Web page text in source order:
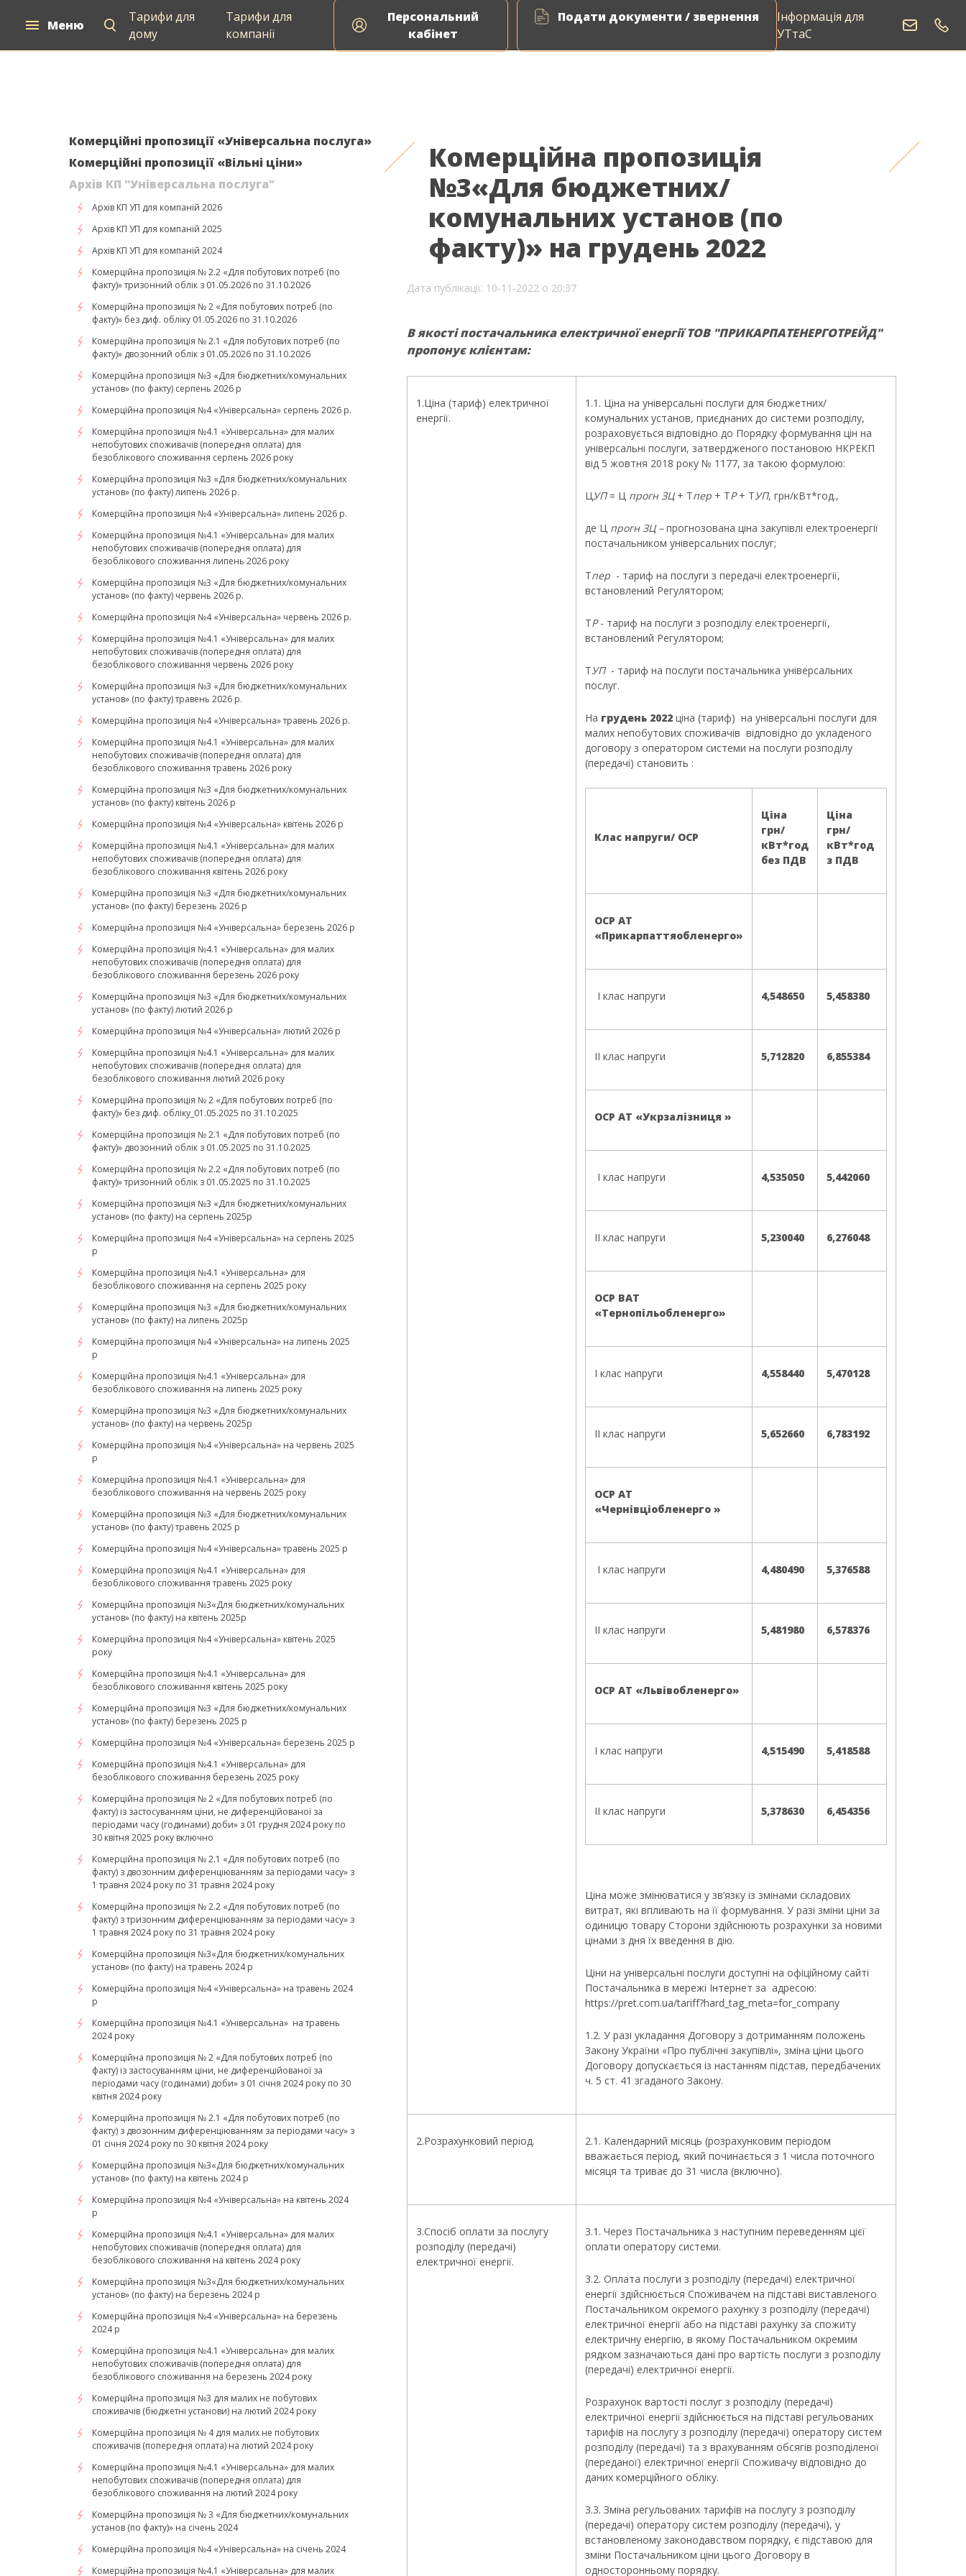
Меню
Тарифи для
дому
Тарифи для
компанії
Персональний
кабінет
Подати документи / звернення
Інформація для
УТтаС
Для дому Для компаній Постачання природного газу Енергоаудит ВДЕ Сервіс Виклик електрика
Комерційні пропозиції «Універсальна послуга»
Комерційні пропозиції «Вільні ціни»
Архів КП "Універсальна послуга"
Архів КП УП для компаній 2026
Архів КП УП для компаній 2025
Архів КП УП для компаній 2024
Комерційна пропозиція № 2.2 «Для побутових потреб (по
факту)» тризонний облік з 01.05.2026 по 31.10.2026
Комерційна пропозиція № 2 «Для побутових потреб (по
факту)» без диф. обліку 01.05.2026 по 31.10.2026
Комерційна пропозиція № 2.1 «Для побутових потреб (по
факту)» двозонний облік з 01.05.2026 по 31.10.2026
Комерційна пропозиція №3 «Для бюджетних/комунальних
установ» (по факту) серпень 2026 р
Комерційна пропозиція №4 «Універсальна» серпень 2026 р.
Комерційна пропозиція №4.1 «Універсальна» для малих
непобутових споживачів (попередня оплата) для
безоблікового споживання серпень 2026 року
Комерційна пропозиція №3 «Для бюджетних/комунальних
установ» (по факту) липень 2026 р.
Комерційна пропозиція №4 «Універсальна» липень 2026 р.
Комерційна пропозиція №4.1 «Універсальна» для малих
непобутових споживачів (попередня оплата) для
безоблікового споживання липень 2026 року
Комерційна пропозиція №3 «Для бюджетних/комунальних
установ» (по факту) червень 2026 р.
Комерційна пропозиція №4 «Універсальна» червень 2026 р.
Комерційна пропозиція №4.1 «Універсальна» для малих
непобутових споживачів (попередня оплата) для
безоблікового споживання червень 2026 року
Комерційна пропозиція №3 «Для бюджетних/комунальних
установ» (по факту) травень 2026 р.
Комерційна пропозиція №4 «Універсальна» травень 2026 р.
Комерційна пропозиція №4.1 «Універсальна» для малих
непобутових споживачів (попередня оплата) для
безоблікового споживання травень 2026 року
Комерційна пропозиція №3 «Для бюджетних/комунальних
установ» (по факту) квітень 2026 р
Комерційна пропозиція №4 «Універсальна» квітень 2026 р
Комерційна пропозиція №4.1 «Універсальна» для малих
непобутових споживачів (попередня оплата) для
безоблікового споживання квітень 2026 року
Комерційна пропозиція №3 «Для бюджетних/комунальних
установ» (по факту) березень 2026 р
Комерційна пропозиція №4 «Універсальна» березень 2026 р
Комерційна пропозиція №4.1 «Універсальна» для малих
непобутових споживачів (попередня оплата) для
безоблікового споживання березень 2026 року
Комерційна пропозиція №3 «Для бюджетних/комунальних
установ» (по факту) лютий 2026 р
Комерційна пропозиція №4 «Універсальна» лютий 2026 р
Комерційна пропозиція №4.1 «Універсальна» для малих
непобутових споживачів (попередня оплата) для
безоблікового споживання лютий 2026 року
Комерційна пропозиція № 2 «Для побутових потреб (по
факту)» без диф. обліку_01.05.2025 по 31.10.2025
Комерційна пропозиція № 2.1 «Для побутових потреб (по
факту)» двозонний облік з 01.05.2025 по 31.10.2025
Комерційна пропозиція № 2.2 «Для побутових потреб (по
факту)» тризонний облік з 01.05.2025 по 31.10.2025
Комерційна пропозиція №3 «Для бюджетних/комунальних
установ» (по факту) на серпень 2025р
Комерційна пропозиція №4 «Універсальна» на серпень 2025
р
Комерційна пропозиція №4.1 «Універсальна» для
безоблікового споживання на серпень 2025 року
Комерційна пропозиція №3 «Для бюджетних/комунальних
установ» (по факту) на липень 2025р
Комерційна пропозиція №4 «Універсальна» на липень 2025
р
Комерційна пропозиція №4.1 «Універсальна» для
безоблікового споживання на липень 2025 року
Комерційна пропозиція №3 «Для бюджетних/комунальних
установ» (по факту) на червень 2025р
Комерційна пропозиція №4 «Універсальна» на червень 2025
р
Комерційна пропозиція №4.1 «Універсальна» для
безоблікового споживання на червень 2025 року
Комерційна пропозиція №3 «Для бюджетних/комунальних
установ» (по факту) травень 2025 р
Комерційна пропозиція №4 «Універсальна» травень 2025 р
Комерційна пропозиція №4.1 «Універсальна» для
безоблікового споживання травень 2025 року
Комерційна пропозиція №3«Для бюджетних/комунальних
установ» (по факту) на квітень 2025р
Комерційна пропозиція №4 «Універсальна» квітень 2025
року
Комерційна пропозиція №4.1 «Універсальна» для
безоблікового споживання квітень 2025 року
Комерційна пропозиція №3 «Для бюджетних/комунальних
установ» (по факту) березень 2025 р
Комерційна пропозиція №4 «Універсальна» березень 2025 р
Комерційна пропозиція №4.1 «Універсальна» для
безоблікового споживання березень 2025 року
Комерційна пропозиція № 2 «Для побутових потреб (по
факту) із застосуванням ціни, не диференційованої за
періодами часу (годинами) доби» з 01 грудня 2024 року по
30 квітня 2025 року включно
Комерційна пропозиція № 2.1 «Для побутових потреб (по
факту) з двозонним диференціюванням за періодами часу» з
1 травня 2024 року по 31 травня 2024 року
Комерційна пропозиція № 2.2 «Для побутових потреб (по
факту) з тризонним диференціюванням за періодами часу» з
1 травня 2024 року по 31 травня 2024 року
Комерційна пропозиція №3«Для бюджетних/комунальних
установ» (по факту) на травень 2024 р
Комерційна пропозиція №4 «Універсальна» на травень 2024
р
Комерційна пропозиція №4.1 «Універсальна» на травень
2024 року
Комерційна пропозиція № 2 «Для побутових потреб (по
факту) із застосуванням ціни, не диференційованої за
періодами часу (годинами) доби» з 01 січня 2024 року по 30
квітня 2024 року
Комерційна пропозиція № 2.1 «Для побутових потреб (по
факту) з двозонним диференціюванням за періодами часу» з
01 січня 2024 року по 30 квітня 2024 року
Комерційна пропозиція №3«Для бюджетних/комунальних
установ» (по факту) на квітень 2024 р
Комерційна пропозиція №4 «Універсальна» на квітень 2024
р
Комерційна пропозиція №4.1 «Універсальна» для малих
непобутових споживачів (попередня оплата) для
безоблікового споживання на квітень 2024 року
Комерційна пропозиція №3«Для бюджетних/комунальних
установ» (по факту) на березень 2024 р
Комерційна пропозиція №4 «Універсальна» на березень
2024 р
Комерційна пропозиція №4.1 «Універсальна» для малих
непобутових споживачів (попередня оплата) для
безоблікового споживання на березень 2024 року
Комерційна пропозиція №3 для малих не побутових
споживачів (бюджетні установи) на лютий 2024 року
Комерційна пропозиція № 4 для малих не побутових
споживачів (попередня оплата) на лютий 2024 року
Комерційна пропозиція №4.1 «Універсальна» для малих
непобутових споживачів (попередня оплата) для
безоблікового споживання на лютий 2024 року
Комерційна пропозиція № 3 «Для бюджетних/комунальних
установ (по факту)» на січень 2024
Комерційна пропозиція №4 «Універсальна» на січень 2024
Комерційна пропозиція №4.1 «Універсальна» для малих
Комерційна пропозиція
№3«Для бюджетних/
комунальних установ (по
факту)» на грудень 2022
Дата публікації: 10-11-2022 о 20:37
В якості постачальника електричної енергії ТОВ "ПРИКАРПАТЕНЕРГОТРЕЙД"
пропонує клієнтам:
1.Ціна (тариф) електричної
енергії.
1.1. Ціна на універсальні послуги для бюджетних/
комунальних установ, приєднаних до системи розподілу,
розраховується відповідно до Порядку формування цін на
універсальні послуги, затвердженого постановою НКРЕКП
від 5 жовтня 2018 року № 1177, за такою формулою:
ЦУП= Ц прогн ЗЦ+ Тпер + ТР+ ТУП, грн/кВт*год.,
де Ц прогн ЗЦ –прогнозована ціна закупівлі електроенергії
постачальником універсальних послуг;
Тпер - тариф на послуги з передачі електроенергії,
встановлений Регулятором;
ТР- тариф на послуги з розподілу електроенергії,
встановлений Регулятором;
ТУП - тариф на послуги постачальника універсальних
послуг.
На грудень 2022ціна (тариф) на універсальні послуги для
малих непобутових споживачів відповідно до укладеного
договору з оператором системи на послуги розподілу
(передачі) становить :
Клас напруги/ ОСР
Ціна
грн/
кВт*год
без ПДВ
Ціна
грн/
кВт*год
з ПДВ
ОСР АТ
«Прикарпаттяобленерго»
І клас напруги 4,548650 5,458380
ІІ клас напруги 5,712820 6,855384
ОСР АТ «Укрзалізниця »
І клас напруги 4,535050 5,442060
ІІ клас напруги 5,230040 6,276048
ОСР ВАТ
«Тернопільобленерго»
І клас напруги 4,558440 5,470128
ІІ клас напруги 5,652660 6,783192
ОСР АТ
«Чернівціобленерго »
І клас напруги 4,480490 5,376588
ІІ клас напруги 5,481980 6,578376
ОСР АТ «Львівобленерго»
І клас напруги 4,515490 5,418588
ІІ клас напруги 5,378630 6,454356
Ціна може змінюватися у зв’язку із змінами складових
витрат, які впливають на її формування. У разі зміни ціни за
одиницю товару Сторони здійснюють розрахунки за новими
цінами з дня їх введення в дію.
Ціни на універсальні послуги доступні на офіційному сайті
Постачальника в мережі Інтернет за адресою:
https://pret.com.ua/tariff?hard_tag_meta=for_company
1.2. У разі укладання Договору з дотриманням положень
Закону України «Про публічні закупівлі», зміна ціни цього
Договору допускається із настанням підстав, передбачених
ч. 5 ст. 41 згаданого Закону.
2.Розрахунковий період.
2.1. Календарний місяць (розрахунковим періодом
вважається період, який починається з 1 числа поточного
місяця та триває до 31 числа (включно).
3.Спосіб оплати за послугу
розподілу (передачі)
електричної енергії.
3.1. Через Постачальника з наступним переведенням цієї
оплати оператору системи.
3.2. Оплата послуги з розподілу (передачі) електричної
енергії здійснюється Споживачем на підставі виставленого
Постачальником окремого рахунку з розподілу (передачі)
електричної енергії або на підставі рахунку за спожиту
електричну енергію, в якому Постачальником окремим
рядком зазначаються дані про вартість послуги з розподілу
(передачі) електричної енергії.
Розрахунок вартості послуг з розподілу (передачі)
електричної енергії здійснюється на підставі регульованих
тарифів на послугу з розподілу (передачі) оператору систем
розподілу (передачі) та з врахуванням обсягів розподіленої
(переданої) електричної енергії Споживачу відповідно до
даних комерційного обліку.
3.3. Зміна регульованих тарифів на послугу з розподілу
(передачі) оператору систем розподілу (передачі), у
встановленому законодавством порядку, є підставою для
зміни Постачальником ціни цього Договору в
односторонньому порядку.